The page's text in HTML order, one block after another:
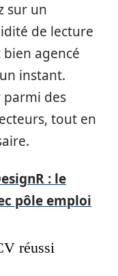
sur un
de lecture
bien agencé
instant.
parmi des
tout en
: le
pôle emploi
réussi